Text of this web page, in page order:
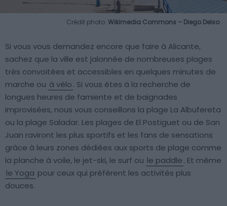
Crédit photo: Wikimedia Commons – Diego Delso
Si vous vous demandez encore que faire à Alicante,
sachez que la ville est jalonnée de nombreuses plages
très convoitées et accessibles en quelques minutes de
marche ou à vélo. Si vous êtes à la recherche de
longues heures de farniente et de baignades
improvisées, nous vous conseillons la plage La Albufereta
ou la plage Saladar. Les plages de El Postiguet ou de San
Juan raviront les plus sportifs et les fans de sensations
grâce à leurs zones dédiées aux sports de plage comme
la planche à voile, le jet-ski, le surf ou le paddle. Et même
le Yoga pour ceux qui préfèrent les activités plus
douces.